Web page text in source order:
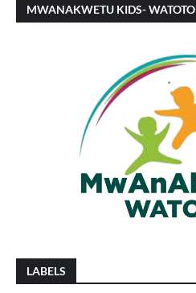
MWANAKWETU KIDS- WATOTO
LABELS